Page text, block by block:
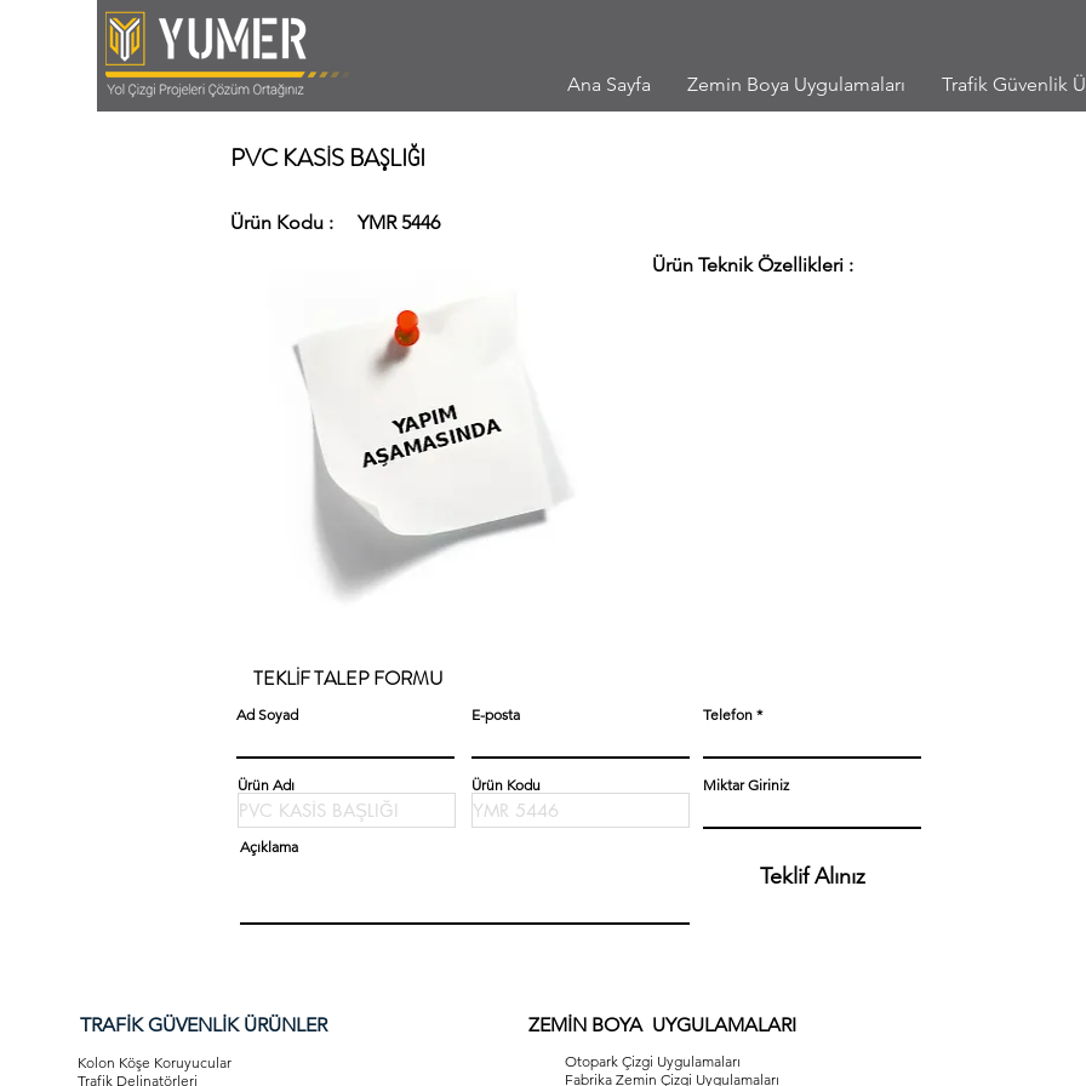
Ana Sayfa Zemin Boya Uygulamaları Trafik Güvenlik
PVC KASİS BAŞLIĞI
Ürün Kodu :
YMR 5446
Ürün Teknik Özellikleri :
TEKLİF TALEP FORMU
Ad Soyad E-posta Telefon
Ürün Adı Ürün Kodu Miktar Giriniz
Açıklama
Teklif Alınız
TRAFİK GÜVENLİK ÜRÜNLER
Kolon Köşe Koruyucular
Trafik Delinatörleri
Otopark Çizgi Uygulamaları
Fabrika Zemin Çizgi Uygulamaları
ZEMİN BOYA UYGULAMALARI